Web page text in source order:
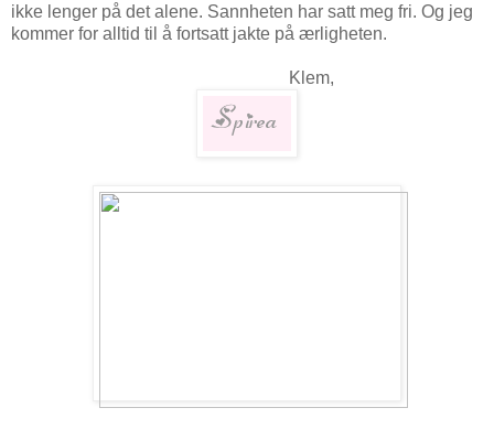
ikke lenger på det alene. Sannheten har satt meg fri. Og jeg
kommer for alltid til å fortsatt jakte på ærligheten.
Klem,